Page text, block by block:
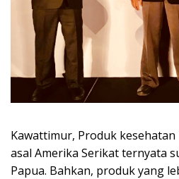
Kawattimur, Produk
asal Amerika Serikat ternyata
Papua. Bahkan, produk yang